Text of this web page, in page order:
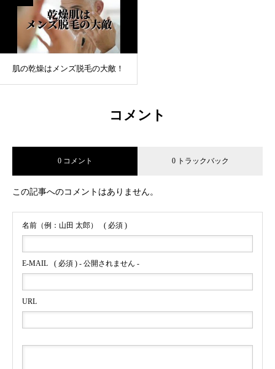
肌の乾燥はメンズ脱毛の大敵！
コメント
0 コメント 0 トラックバック
この記事へのコメントはありません。
名前（例：山田 太郎） ( 必須 )
E-MAIL ( 必須 ) - 公開されません -
URL